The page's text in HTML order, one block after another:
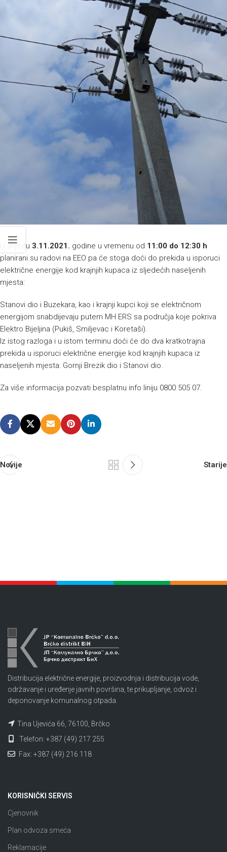
U srijedu 3.11.2021. godine u vremenu od 11:00 do 12:30 h
planirani su radovi na EEO pa će stoga doći do prekida u isporuci
električne energije kod krajnjih kupaca iz sljedećih naseljenih
mjesta:
Stanovi dio i Buzekara, kao i krajnji kupci koji se električnom
energijom snabdijevaju putem MH ERS sa područja koje pokriva
Elektro Bijeljina (Pukiš, Smiljevac i Koretaši).
Iz istog razloga i u istom terminu doći će do dva kratkotrajna
prekida u isporuci električne energije kod krajnjih kupaca iz
naseljenih mjesta: Gornji Brezik dio i Stanovi dio.
Za više informacija pozvati besplatnu info liniju 0800 505 07.
Novije Starije
Distribucija električne energije, proizvodnja i distribucija vode,
održavanje i uređenje javnih površina, te prikupljanje, odvoz i
deponovanje komunalnog otpada.
Tina Ujevića 66, 76100, Brčko
Telefon: +387 (49) 217 255
Fax: +387 (49) 216 118
KORISNIČKI SERVIS
Cjenovnik
Plan odvoza smeća
Reklamacije